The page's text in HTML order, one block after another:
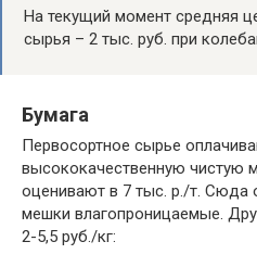
На текущий момент средняя
сырья – 2 тыс. руб. при
Бумага
Первосортное сырье
высококачественную чистую
оценивают в 7 тыс. р./т. Сюда
мешки влагопроницаемые.
2-5,5 руб./кг: